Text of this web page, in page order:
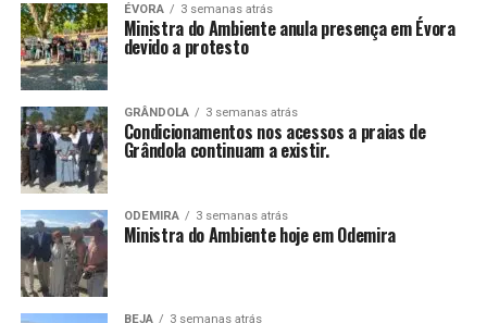
ÉVORA 3 semanas atrás
Ministra do Ambiente anula presença em Évora
devido a protesto
GRÂNDOLA 3 semanas atrás
Condicionamentos nos acessos a praias de
Grândola continuam a existir.
ODEMIRA 3 semanas atrás
Ministra do Ambiente hoje em Odemira
BEJA 3 semanas atrás